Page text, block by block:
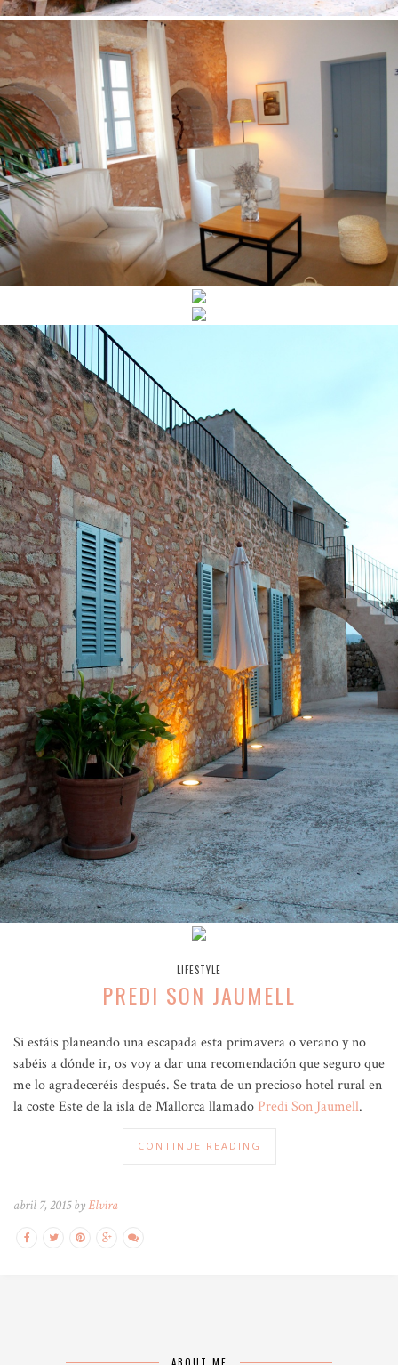
LIFESTYLE
PREDI SON JAUMELL
Si estáis planeando una escapada esta primavera o verano y no
sabéis a dónde ir, os voy a dar una recomendación que seguro que
me lo agradeceréis después. Se trata de un precioso hotel rural en
la coste Este de la isla de Mallorca llamado Predi Son Jaumell.
CONTINUE READING
abril 7, 2015 byElvira